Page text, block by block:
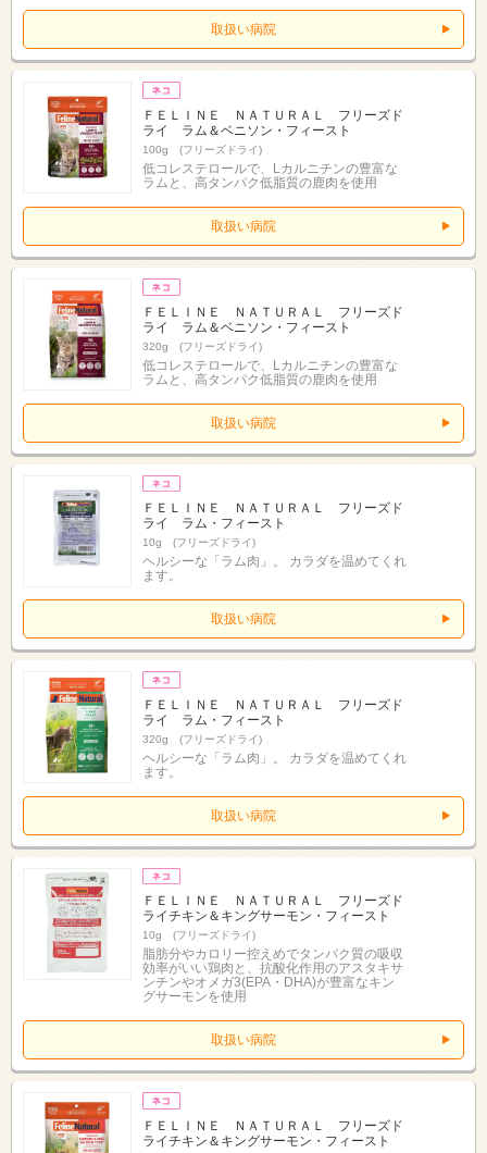
取扱い病院
ＦＥＬＩＮＥ ＮＡＴＵＲＡＬ フリーズド
ライ ラム＆ベニソン・フィースト
100g (フリーズドライ)
低コレステロールで、Lカルニチンの豊富な
ラムと、高タンパク低脂質の鹿肉を使用
取扱い病院
ＦＥＬＩＮＥ ＮＡＴＵＲＡＬ フリーズド
ライ ラム＆ベニソン・フィースト
320g (フリーズドライ)
低コレステロールで、Lカルニチンの豊富な
ラムと、高タンパク低脂質の鹿肉を使用
取扱い病院
ＦＥＬＩＮＥ ＮＡＴＵＲＡＬ フリーズド
ライ ラム・フィースト
10g (フリーズドライ)
ヘルシーな「ラム肉」。 カラダを温めてくれ
ます。
取扱い病院
ＦＥＬＩＮＥ ＮＡＴＵＲＡＬ フリーズド
ライ ラム・フィースト
320g (フリーズドライ)
ヘルシーな「ラム肉」。 カラダを温めてくれ
ます。
取扱い病院
ＦＥＬＩＮＥ ＮＡＴＵＲＡＬ フリーズド
ライチキン＆キングサーモン・フィースト
10g (フリーズドライ)
脂肪分やカロリー控えめでタンパク質の吸収
効率がいい鶏肉と、抗酸化作用のアスタキサ
ンチンやオメガ3(EPA・DHA)が豊富なキン
グサーモンを使用
取扱い病院
ＦＥＬＩＮＥ ＮＡＴＵＲＡＬ フリーズド
ライチキン＆キングサーモン・フィースト